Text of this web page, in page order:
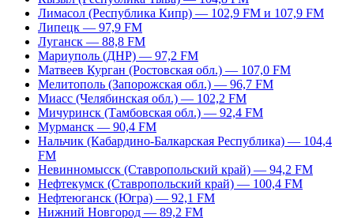
Лимасол (Республика Кипр) — 102,9 FM и 107,9 FM
Липецк — 97,9 FM
Луганск — 88,8 FM
Мариуполь (ДНР) — 97,2 FM
Матвеев Курган (Ростовская обл.) — 107,0 FM
Мелитополь (Запорожская обл.) — 96,7 FM
Миасс (Челябинская обл.) — 102,2 FM
Мичуринск (Тамбовская обл.) — 92,4 FM
Мурманск — 90,4 FM
Нальчик (Кабардино-Балкарская Республика) — 104,4
FM
Невинномысск (Ставропольский край) — 94,2 FM
Нефтекумск (Ставропольский край) — 100,4 FM
Нефтеюганск (Югра) — 92,1 FM
Нижний Новгород — 89,2 FM